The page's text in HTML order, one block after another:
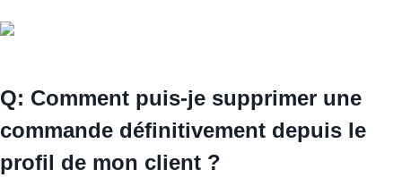
Q: Comment puis-je supprimer une
commande définitivement depuis le
profil de mon client ?